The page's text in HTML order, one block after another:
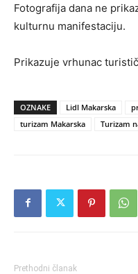
Fotografija dana ne
kulturnu manifestaciju.
Prikazuje vrhunac
OZNAKE Lidl Makarska
turizam Makarska
Turizam
Prethodni članak